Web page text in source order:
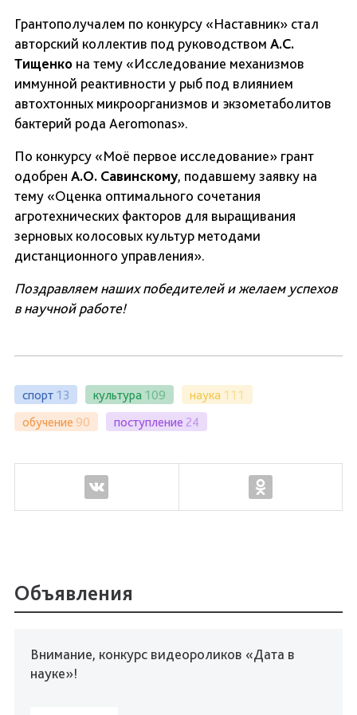
Грантополучалем по конкурсу «Наставник» стал
авторский коллектив под руководством А.С.
Тищенко на тему «Исследование механизмов
иммунной реактивности у рыб под влиянием
автохтонных микроорганизмов и экзометаболитов
бактерий рода Aeromonas».
По конкурсу «Моё первое исследование» грант
одобрен А.О. Савинскому, подавшему заявку на
тему «Оценка оптимального сочетания
агротехнических факторов для выращивания
зерновых колосовых культур методами
дистанционного управления».
Поздравляем наших победителей и желаем успехов
в научной работе!
спорт 13 культура 109 наука 111
обучение 90 поступление 24
Объявления
Внимание, конкурс видеороликов «Дата в
науке»!